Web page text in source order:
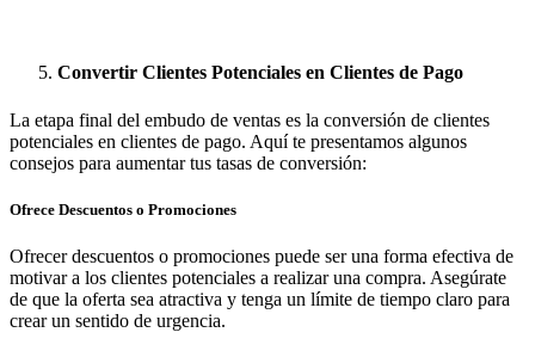
Convertir Clientes Potenciales en Clientes de Pago
La etapa final del embudo de ventas es la conversión de clientes
potenciales en clientes de pago. Aquí te presentamos algunos
consejos para aumentar tus tasas de conversión:
Ofrece Descuentos o Promociones
Ofrecer descuentos o promociones puede ser una forma efectiva de
motivar a los clientes potenciales a realizar una compra. Asegúrate
de que la oferta sea atractiva y tenga un límite de tiempo claro para
crear un sentido de urgencia.